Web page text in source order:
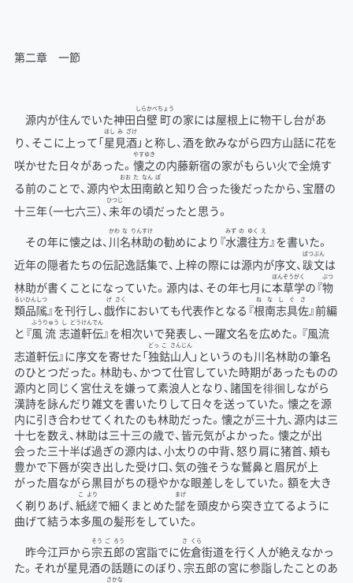
第二章 一節
源内が住んでいた神田白
しら
壁
かべ
町
ちょう
の家には屋根上に物干し台があ
り、そこに上って「星
ほし
見
み
酒
ざけ
」と称し、酒を飲みながら四方山話に花を
咲かせた日々があった。 懐
やす
之
ゆき
の内藤新宿の家がもらい火で全焼す
る前のことで、源内や太
おお
田
た
南
なん
畝
ぽ
と知り合った後だったから、宝暦の
十三年（一七六三）、 未
ひつじ
年の頃だったと思う。
その年に懐之は、 川
かわ
名
な
林
りん
助
すけ
の勧めにより『水
みず
濃
の
往
ゆく
方
え
』を書いた。
近年の隠者たちの伝記逸話集で、上梓の際には源内が序文、跋文
ばつぶん
は
林助が書くことになっていた。源内は、その年七月に本
ほん
草
ぞう
学
がく
の『物
ぶつ
類
るい
品
ひん
隲
しつ
』を刊行し、戯
げ
作
さく
においても代表作となる『根
ね
南
な
志
し
具
ぐ
佐
さ
』前編
と『風
ふう
流
りゅう
志
し
道
どう
軒
けん
伝
でん
』を相次いで発表し、一躍文名を広めた。『風流
志道軒伝』に序文を寄せた「独
どっ
鈷
こ
山
さん
人
じん
」というのも川名林助の筆名
のひとつだった。林助も、かつて仕官していた時期があったものの
源内と同じく宮仕えを嫌って素浪人となり、諸国を徘徊しながら
漢詩を詠んだり雑文を書いたりして日々を送っていた。懐之を源
内に引き合わせてくれたのも林助だった。懐之が三十九、源内は三
十七を数え、林助は三十三の歳で、皆元気がよかった。懐之が出
会った三十半ば過ぎの源内は、小太りの中背、怒り肩に猪首、頬も
豊かで下唇が突き出した受け口、気の強そうな鷲鼻と眉尻が上
がった眉ながら黒目がちの穏やかな眼差しをしていた。額を大き
く剃りあげ、紙
こ
縒
より
で細くまとめた髷
まげ
を頭皮から突き立てるように
曲げて結う本多風の髪形をしていた。
昨今江戸から宗
そう
五
ご
郎
ろう
の宮詣でに佐
さ
倉
くら
街道を行く人が絶えなかっ
た。それが星見酒の話題にのぼり、宗五郎の宮に参詣したことのあ
さかな